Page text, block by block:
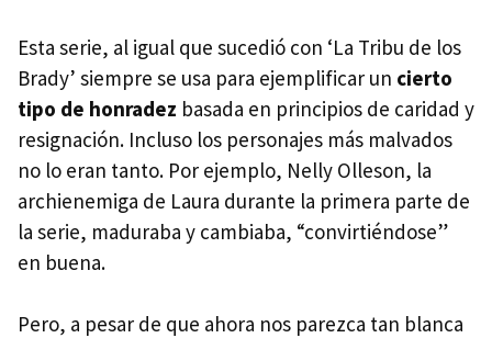
Esta serie, al igual que sucedió con ‘La Tribu de los
Brady’ siempre se usa para ejemplificar un cierto
tipo de honradez basada en principios de caridad y
resignación. Incluso los personajes más malvados
no lo eran tanto. Por ejemplo, Nelly Olleson, la
archienemiga de Laura durante la primera parte de
la serie, maduraba y cambiaba, “convirtiéndose”
en buena.
Pero, a pesar de que ahora nos parezca tan blanca